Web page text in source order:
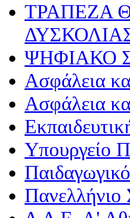
ΤΡΑΠΕΖΑ
ΨΗΦΙΑΚΟ
Ασφάλεια
Ασφάλεια
Υπουργείο
Πανελλήνιο